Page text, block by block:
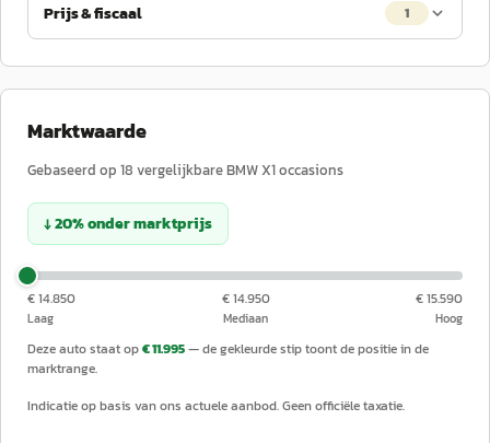
Prijs & fiscaal 1
Marktwaarde
Gebaseerd op 18 vergelijkbareBMW X1occasions
↓20%ondermarktprijs
€ 14.850
Laag
€ 14.950
Mediaan
€ 15.590
Hoog
Deze auto staat op€ 11.995— de gekleurde stip toont de positie in de
marktrange.
Indicatie op basis van ons actuele aanbod. Geen officiële taxatie.